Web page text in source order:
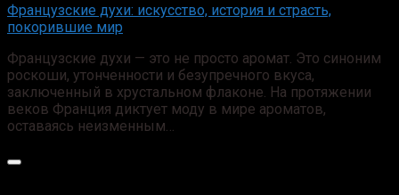
Французские духи: искусство, история и страсть,
покорившие мир
Французские духи — это не просто аромат. Это синоним
роскоши, утонченности и безупречного вкуса,
заключенный в хрустальном флаконе. На протяжении
веков Франция диктует моду в мире ароматов,
оставаясь неизменным…